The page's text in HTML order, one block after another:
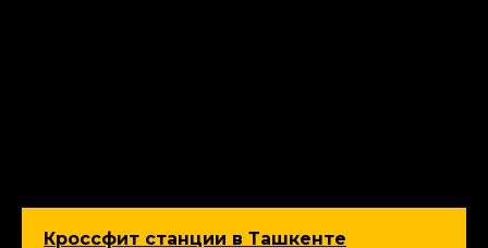
Кроссфит станции в Ташкенте